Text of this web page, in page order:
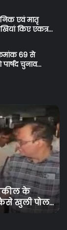
एवं मातृ
किए एकत्र…
69 से
चुनाव…
को तगड़ा
यूनिट की
में
पर